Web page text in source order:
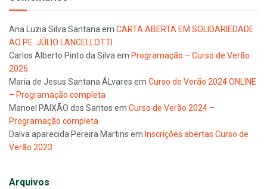
Ana Luzia Silva Santanaem CARTA ABERTA EM SOLIDARIEDADE
AO PE. JÚLIO LANCELLOTTI
Carlos Alberto Pinto da Silvaem Programação – Curso de Verão
2026
Maria de Jesus Santana ÁLvares em Curso de Verão 2024 ONLINE
– Programação completa
Manoel PAIXÃO dos Santos em Curso de Verão 2024 –
Programação completa
Dalva aparecida Pereira Martins em Inscrições abertas Curso de
Verão 2023
Arquivos